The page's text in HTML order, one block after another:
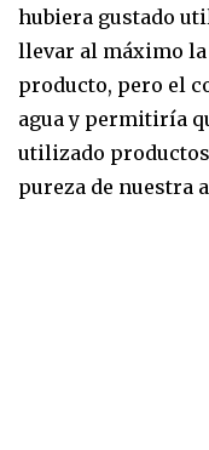
hubiera gustado
llevar al máximo
producto, pero el
agua y permitiría
utilizado
pureza de nuestra